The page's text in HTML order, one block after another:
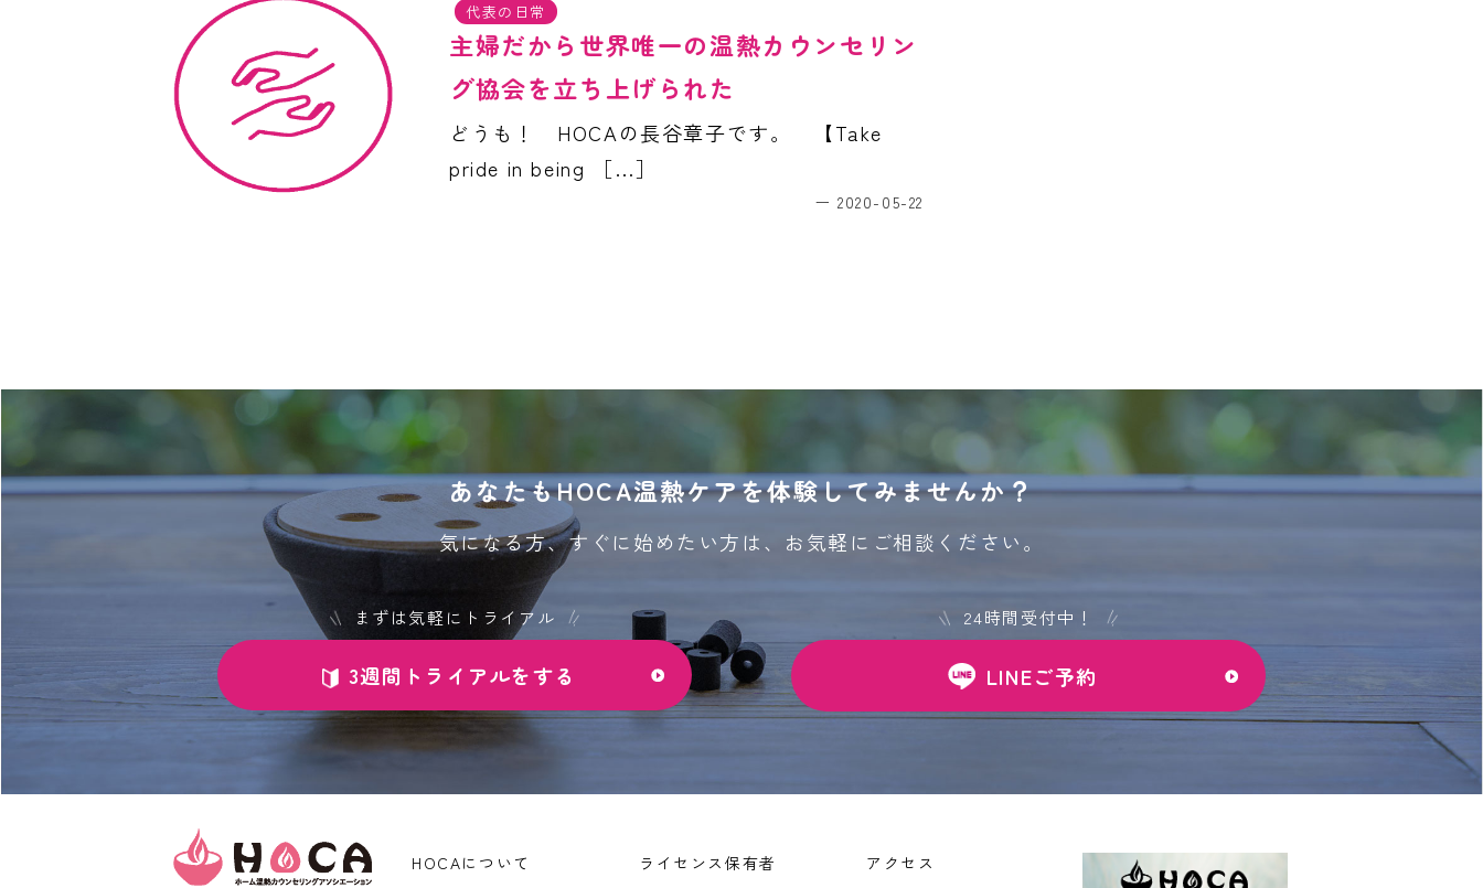
代表の日常
主婦だから世界唯一の温熱カウンセリン
グ協会を立ち上げられた
どうも！ HOCAの長谷章子です。 【Take
pride in being ［…］
2020-05-22
あなたもHOCA温熱ケアを体験してみませんか？
気になる方、すぐに始めたい方は、 お気軽にご相談ください。
まずは気軽にトライアル
3週間トライアルをする
24時間受付中！
LINEご予約
HOCAについて ライセンス保有者 アクセス